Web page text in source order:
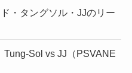
ド・タングソル・JJのリー
Tung-Sol vs JJ（PSVANE